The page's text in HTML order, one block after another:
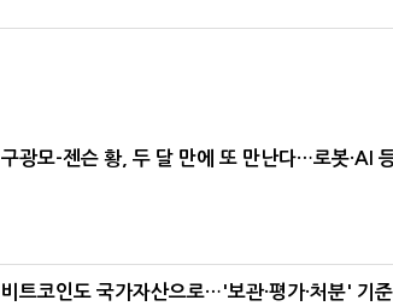
구광모-젠슨 황, 두 달 만에 또 만난다…로봇·AI
비트코인도 국가자산으로…'보관·평가·처분' 기준